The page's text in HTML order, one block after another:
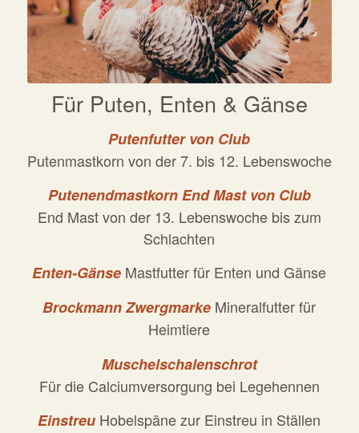
Für Puten, Enten & Gänse
Putenfutter von Club
Putenmastkorn von der 7. bis 12. Lebenswoche
Putenendmastkorn End Mast von Club
End Mast von der 13. Lebenswoche bis zum
Schlachten
Enten-Gänse Mastfutter für Enten und Gänse
Brockmann Zwergmarke Mineralfutter für
Heimtiere
Muschelschalenschrot
Für die Calciumversorgung bei Legehennen
Einstreu Hobelspäne zur Einstreu in Ställen